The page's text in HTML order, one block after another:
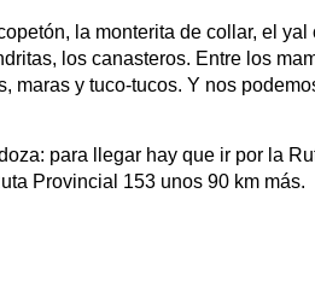
la monterita de collar, el
los canasteros. Entre los
maras y tuco-tucos. Y nos
para llegar hay que ir por la
Provincial 153 unos 90 km más.